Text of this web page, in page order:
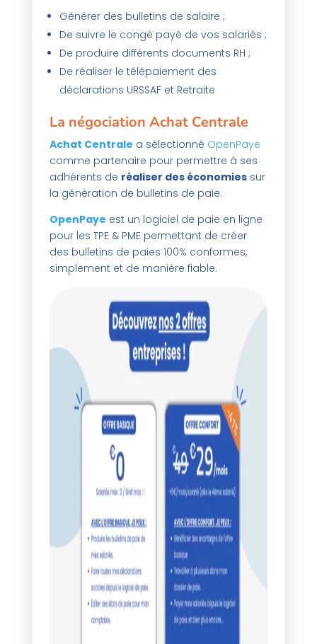
Générer des bulletins de salaire ;
De suivre le congé payé de vos salariés ;
De produire différents documents RH ;
De réaliser le télépaiement des
déclarations URSSAF et Retraite
La négociation Achat Centrale
Achat Centrale a sélectionné OpenPaye
comme partenaire pour permettre à ses
adhérents de réaliser des économiessur
la génération de bulletins de paie.
OpenPaye est un logiciel de paie en ligne
pour les TPE & PME permettant de créer
des bulletins de paies 100% conformes,
simplement et de manière fiable.